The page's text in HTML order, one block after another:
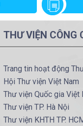
THƯ VIỆN CÔNG
Trang tin hoạt động
Hội Thư viện Việt Nam
Thư viện Quốc gia Việt
Thư viện TP. Hà Nội
Thư viện KHTH TP.